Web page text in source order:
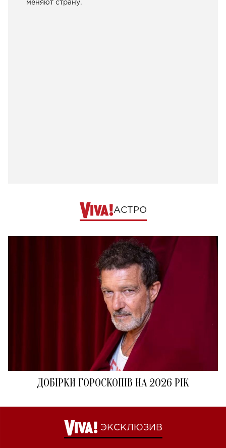
меняют страну.
АСТРО
ДОБІРКИ ГОРОСКОПІВ НА 2026 РІК
ЭКСКЛЮЗИВ